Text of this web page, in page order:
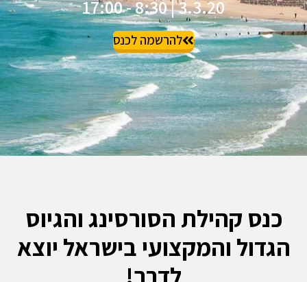
3.3.20 | 8:30 - 17:00
להרשמה לכנס
קהילת הסורסינג והגיוס
והמקצועי בישראל יוצא
לדרך!